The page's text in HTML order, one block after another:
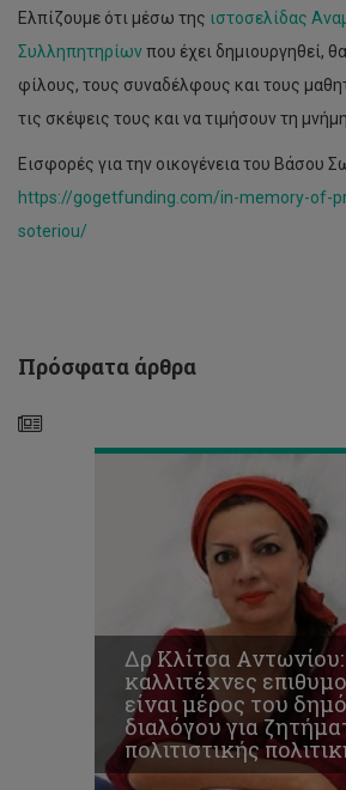
Ελπίζουμε ότι μέσω της ιστοσελίδας
Συλληπητηρίωνπου έχει δημιουργηθεί,
φίλους, τους συναδέλφους και τους
τις σκέψεις τους και να τιμήσουν τη
Εισφορές για την οικογένεια του Βάσου
https://gogetfunding.com/in-memory-of-
soteriou/
Πρόσφατα άρθρα
Δρ
Κλίτσα
Αντωνίου:
Οι
καλλιτέχνες
επιθυμούν
να
ζητήματα
πολιτιστικής
Δρ Κλίτσα Αντωνίου:
καλλιτέχνες
είναι μέρος του
διαλόγου για
πολιτιστικής
Κύζα
συμμετέχει
Επιτροπή
Παιδείας
την
αξιοποίηση
της
Ψηφιακής
Τεχνολογίας
στην
εκπαίδευση